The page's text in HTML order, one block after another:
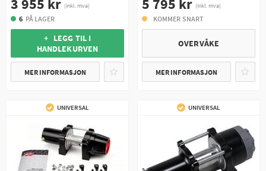
3 955 kr (inkl. mva)
6 PÅ LAGER
+ LEGG TIL I
HANDLEKURVEN
MER INFORMASJON
5 795 kr (inkl. mva)
KOMMER SNART
OVERVÅKE
MER INFORMASJON
UNIVERSAL UNIVERSAL